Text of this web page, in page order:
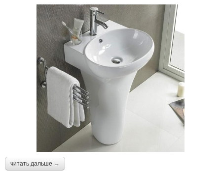
читать дальше →